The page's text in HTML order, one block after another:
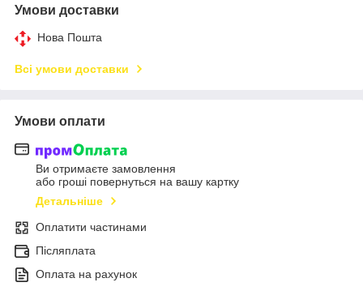
Умови доставки
Нова Пошта
Всі умови доставки
Умови оплати
Ви отримаєте замовлення
або гроші повернуться на вашу картку
Детальніше
Оплатити частинами
Післяплата
Оплата на рахунок